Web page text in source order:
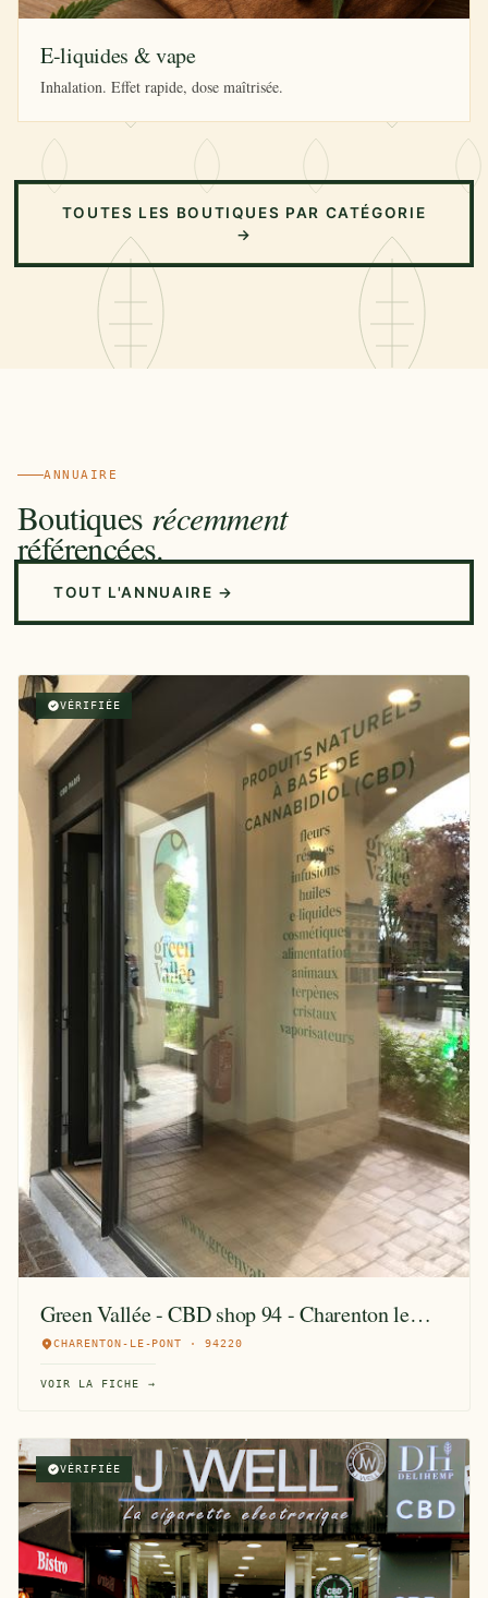
E-liquides & vape
Inhalation. Effet rapide, dose maîtrisée.
TOUTES LES BOUTIQUES PAR CATÉGORIE
→
ANNUAIRE
Boutiques récemment
référencées.
TOUT L'ANNUAIRE →
VÉRIFIÉE
Green Vallée - CBD shop 94 - Charenton le
Pont
CHARENTON-LE-PONT · 94220
VOIR LA FICHE →
VÉRIFIÉE